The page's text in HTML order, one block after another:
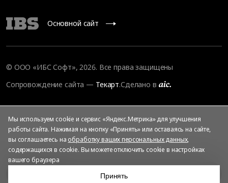
Основной сайт
© ООО «ИБС Софт», 2026. Все права защищены
Сопровождение сайта — Текарт.Сделано в
Мы используем cookie и сервис «Яндекс.Метрика» для улучшения
работы сайта. Нажимая на кнопку «Принять» или оставаясь на сайте,
вы соглашаетесь на обработку ваших персональных данных,
содержащихся в cookie. Вы можете отключить cookie в настройках
вашего браузера
Принять